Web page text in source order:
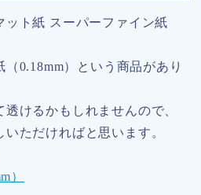
ット紙 スーパーファイン紙
0.18mm）という商品があり
けるかもしれませんので、
ただければと思います。
）